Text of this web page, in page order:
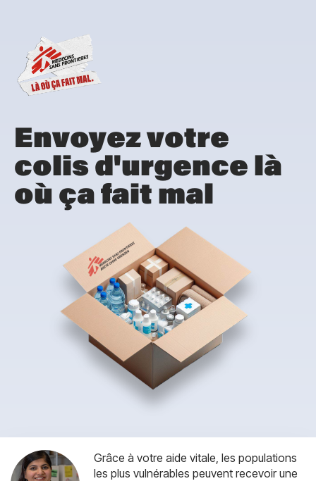
Envoyez votre
colis d'urgence là
où ça fait mal
Grâce à votre aide vitale, les populations
les plus vulnérables peuvent recevoir une